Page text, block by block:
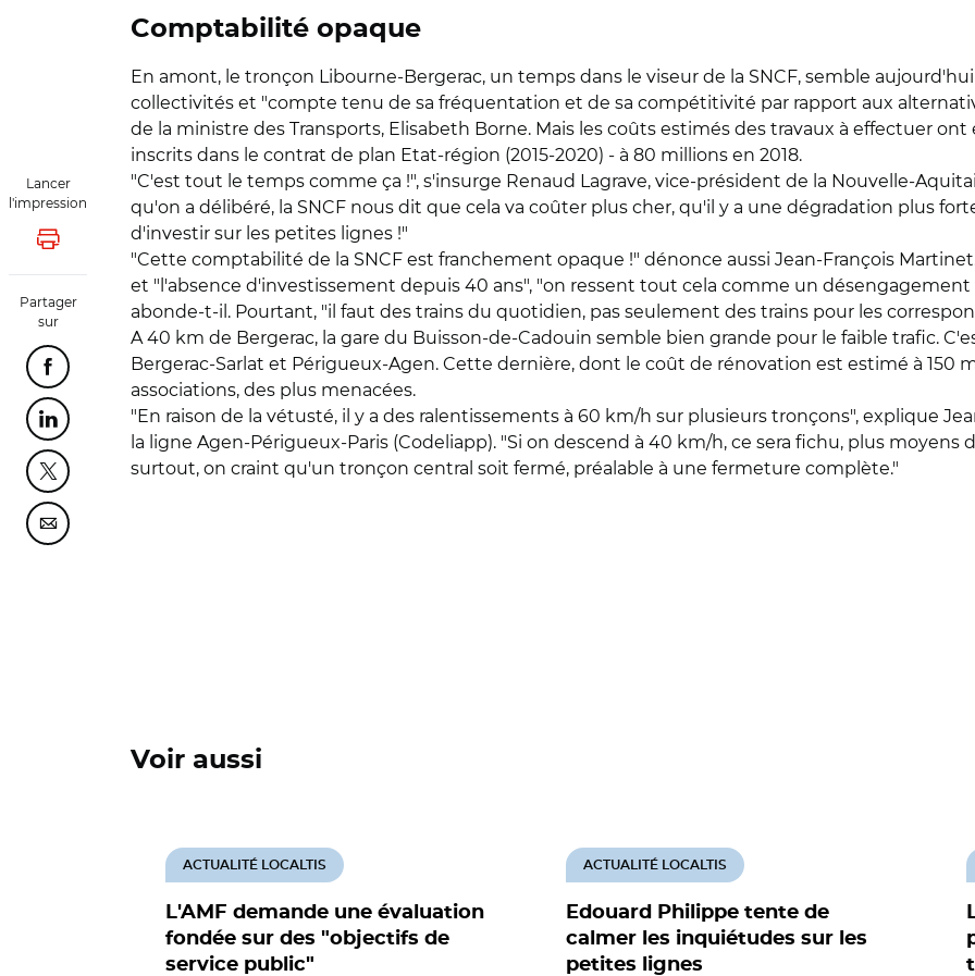
Lancer
l'impression
Lancer l'impression
Partager
sur
Partager cette page sur Facebook
Partager cette page sur Linkedin
Partager cette page sur Twitter
Partager cette page sur Courriel
Comptabilité opaque
En amont, le tronçon Libourne-Bergerac, un temps dans le viseur de la SNCF, semble
collectivités et "compte tenu de sa fréquentation et de sa compétitivité par rapport aux
de la ministre des Transports, Elisabeth Borne. Mais les coûts estimés des travaux à effectuer
inscrits dans le contrat de plan Etat-région (2015-2020) - à 80 millions en 2018.
"C'est tout le temps comme ça !", s'insurge Renaud Lagrave, vice-président de la Nouvelle-
qu'on a délibéré, la SNCF nous dit que cela va coûter plus cher, qu'il y a une dégradation plus
d'investir sur les petites lignes !"
"Cette comptabilité de la SNCF est franchement opaque !" dénonce aussi Jean-François
et "l'absence d'investissement depuis 40 ans", "on ressent tout cela comme un
abonde-t-il. Pourtant, "il faut des trains du quotidien, pas seulement des trains pour les
A 40 km de Bergerac, la gare du Buisson-de-Cadouin semble bien grande pour le faible trafic.
Bergerac-Sarlat et Périgueux-Agen. Cette dernière, dont le coût de rénovation est estimé à 150
associations, des plus menacées.
"En raison de la vétusté, il y a des ralentissements à 60 km/h sur plusieurs tronçons", explique
la ligne Agen-Périgueux-Paris (Codeliapp). "Si on descend à 40 km/h, ce sera fichu, plus moyens
surtout, on craint qu'un tronçon central soit fermé, préalable à une fermeture complète."
Voir aussi
L'AMF demande une évaluation
fondée sur des "objectifs de
service public"
ACTUALITÉ LOCALTIS
Edouard Philippe tente de
calmer les inquiétudes sur les
petites lignes
ACTUALITÉ LOCALTIS